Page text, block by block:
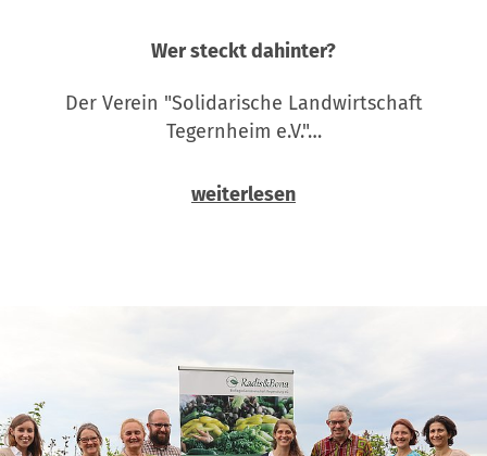
Wer steckt dahinter?
Der Verein "Solidarische Landwirtschaft
Tegernheim e.V."…
weiterlesen